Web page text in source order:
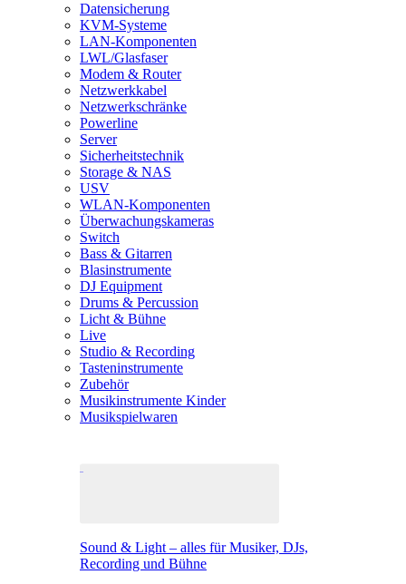
Datensicherung
KVM-Systeme
LAN-Komponenten
LWL/Glasfaser
Modem & Router
Netzwerkkabel
Netzwerkschränke
Powerline
Server
Sicherheitstechnik
Storage & NAS
USV
WLAN-Komponenten
Überwachungskameras
Switch
Bass & Gitarren
Blasinstrumente
DJ Equipment
Drums & Percussion
Licht & Bühne
Live
Studio & Recording
Tasteninstrumente
Zubehör
Musikinstrumente Kinder
Musikspielwaren
Sound & Light – alles für Musiker, DJs,
Recording und Bühne